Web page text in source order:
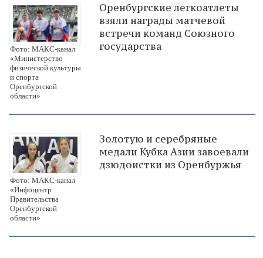
Фото: МАКС-канал
«Министерство
физической культуры
и спорта
Оренбургской
области»
Оренбургские легкоатлеты
взяли награды матчевой
встречи команд Союзного
государства
Фото: МАКС-канал
«Инфоцентр
Правительства
Оренбургской
области»
Золотую и серебряные
медали Кубка Азии завоевали
дзюдоистки из Оренбуржья